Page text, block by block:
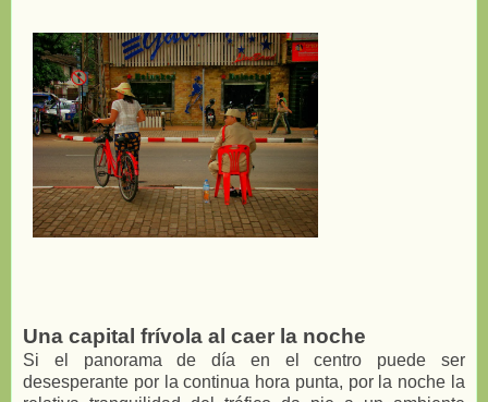
Una capital frívola al caer la noche
Si el panorama de día en el centro puede ser
desesperante por la continua hora punta, por la noche la